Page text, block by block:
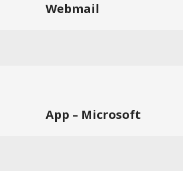
Webmail
App – Microsoft